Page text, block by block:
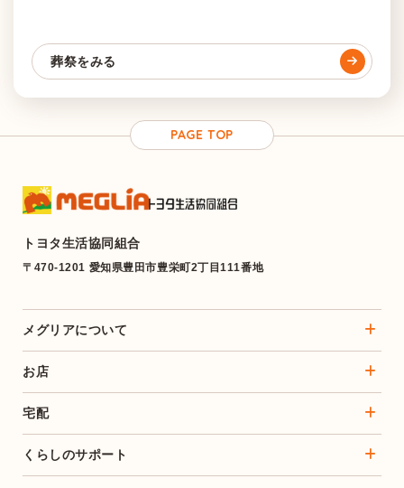
葬祭をみる
PAGE TOP
トヨタ生活協同組合
〒470-1201 愛知県豊田市豊栄町2丁目111番地
メグリアについて
お店
宅配
くらしのサポート